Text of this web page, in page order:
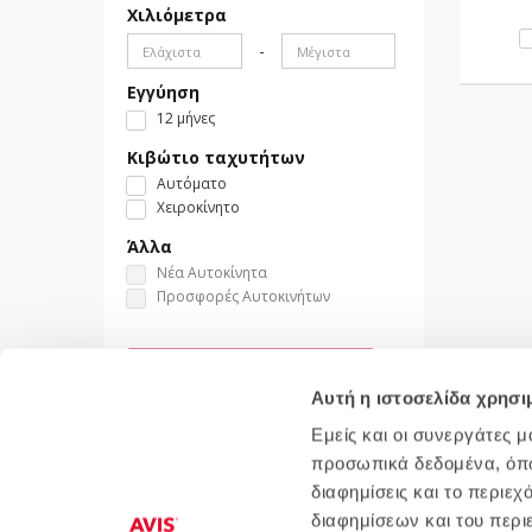
Αυτή η ιστοσελίδα
Εμείς και οι συνεργάτες
προσωπικά δεδομένα,
διαφημίσεις και το
διαφημίσεων και του
Χιλιόμετρα
-
Εγγύηση
12 μήνες
Κιβώτιο ταχυτήτων
Αυτόματο
Χειροκίνητο
Άλλα
Νέα Αυτοκίνητα
Προσφορές Αυτοκινήτων